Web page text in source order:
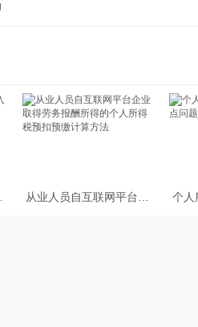
从业人员自互联网平台企
个人